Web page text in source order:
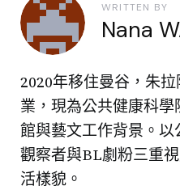
WRITTEN BY
Nana
2020年移住曼谷，朱
業，現為公共健康科
館與藝文工作背景。
觀察者與BL劇粉三重
活樣貌。